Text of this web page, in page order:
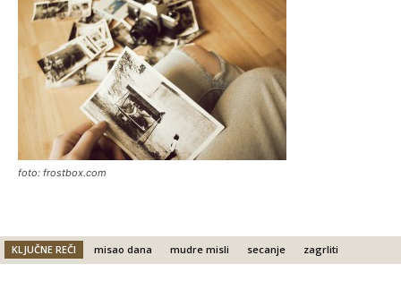
foto: frostbox.com
KLJUČNE REČI misao dana mudre misli secanje zagrliti